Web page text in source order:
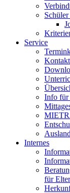
Service
Info für
Internes
für